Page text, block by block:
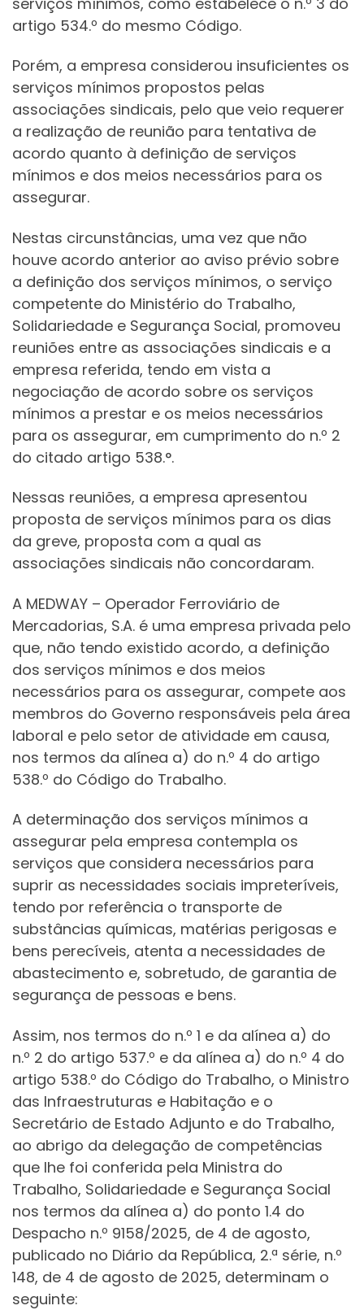
artigo 534.º do mesmo Código.
Porém, a empresa considerou insuficientes os
serviços mínimos propostos pelas
associações sindicais, pelo que veio requerer
a realização de reunião para tentativa de
acordo quanto à definição de serviços
mínimos e dos meios necessários para os
assegurar.
Nestas circunstâncias, uma vez que não
houve acordo anterior ao aviso prévio sobre
a definição dos serviços mínimos, o serviço
competente do Ministério do Trabalho,
Solidariedade e Segurança Social, promoveu
reuniões entre as associações sindicais e a
empresa referida, tendo em vista a
negociação de acordo sobre os serviços
mínimos a prestar e os meios necessários
para os assegurar, em cumprimento do n.º 2
do citado artigo 538.°.
Nessas reuniões, a empresa apresentou
proposta de serviços mínimos para os dias
da greve, proposta com a qual as
associações sindicais não concordaram.
A MEDWAY – Operador Ferroviário de
Mercadorias, S.A. é uma empresa privada pelo
que, não tendo existido acordo, a definição
dos serviços mínimos e dos meios
necessários para os assegurar, compete aos
membros do Governo responsáveis pela área
laboral e pelo setor de atividade em causa,
nos termos da alínea a) do n.º 4 do artigo
538.º do Código do Trabalho.
A determinação dos serviços mínimos a
assegurar pela empresa contempla os
serviços que considera necessários para
suprir as necessidades sociais impreteríveis,
tendo por referência o transporte de
substâncias químicas, matérias perigosas e
bens perecíveis, atenta a necessidades de
abastecimento e, sobretudo, de garantia de
segurança de pessoas e bens.
Assim, nos termos do n.º 1 e da alínea a) do
n.º 2 do artigo 537.º e da alínea a) do n.º 4 do
artigo 538.º do Código do Trabalho, o Ministro
das Infraestruturas e Habitação e o
Secretário de Estado Adjunto e do Trabalho,
ao abrigo da delegação de competências
que lhe foi conferida pela Ministra do
Trabalho, Solidariedade e Segurança Social
nos termos da alínea a) do ponto 1.4 do
Despacho n.º 9158/2025, de 4 de agosto,
publicado no Diário da República, 2.ª série, n.º
148, de 4 de agosto de 2025, determinam o
seguinte: